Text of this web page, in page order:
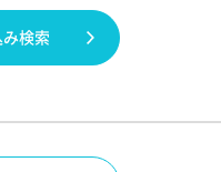
検索